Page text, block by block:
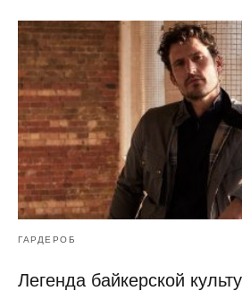
ГАРДЕРОБ
Легенда байкерской